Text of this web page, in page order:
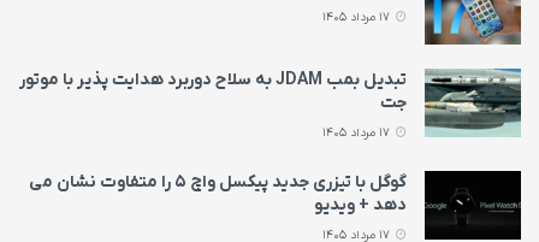
تبدیل بمب JDAM به سلاح دوربرد هدایت پذیر با موتور
جت
گوگل با تیزری جدید پیکسل واچ ۵ را متفاوت نشان می‌
دهد + ویدیو